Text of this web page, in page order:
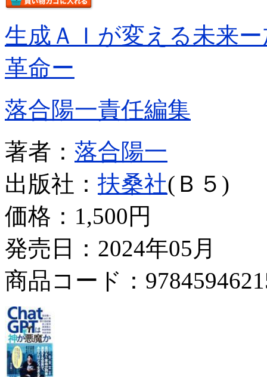
生成ＡＩが変える未来
革命ー
落合陽一責任編集
著者： 落合陽一
出版社： 扶桑社(Ｂ５)
価格： 1,500円
発売日：2024年05月
商品コード：